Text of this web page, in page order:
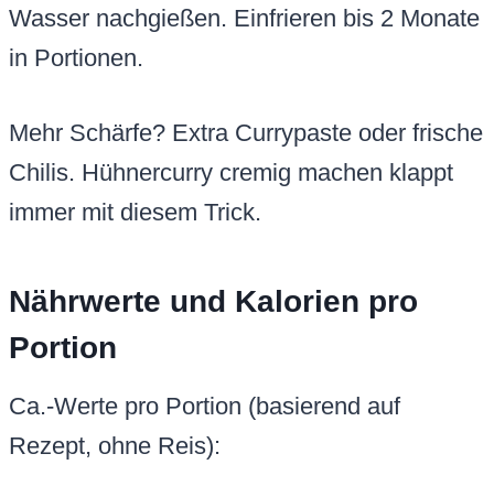
Wasser nachgießen. Einfrieren bis 2 Monate
in Portionen.
Mehr Schärfe? Extra Currypaste oder frische
Chilis. Hühnercurry cremig machen klappt
immer mit diesem Trick.
Nährwerte und Kalorien pro
Portion
Ca.-Werte pro Portion (basierend auf
Rezept, ohne Reis):